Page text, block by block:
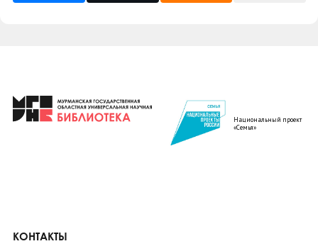
Национальный проект
«Семья»
КОНТАКТЫ